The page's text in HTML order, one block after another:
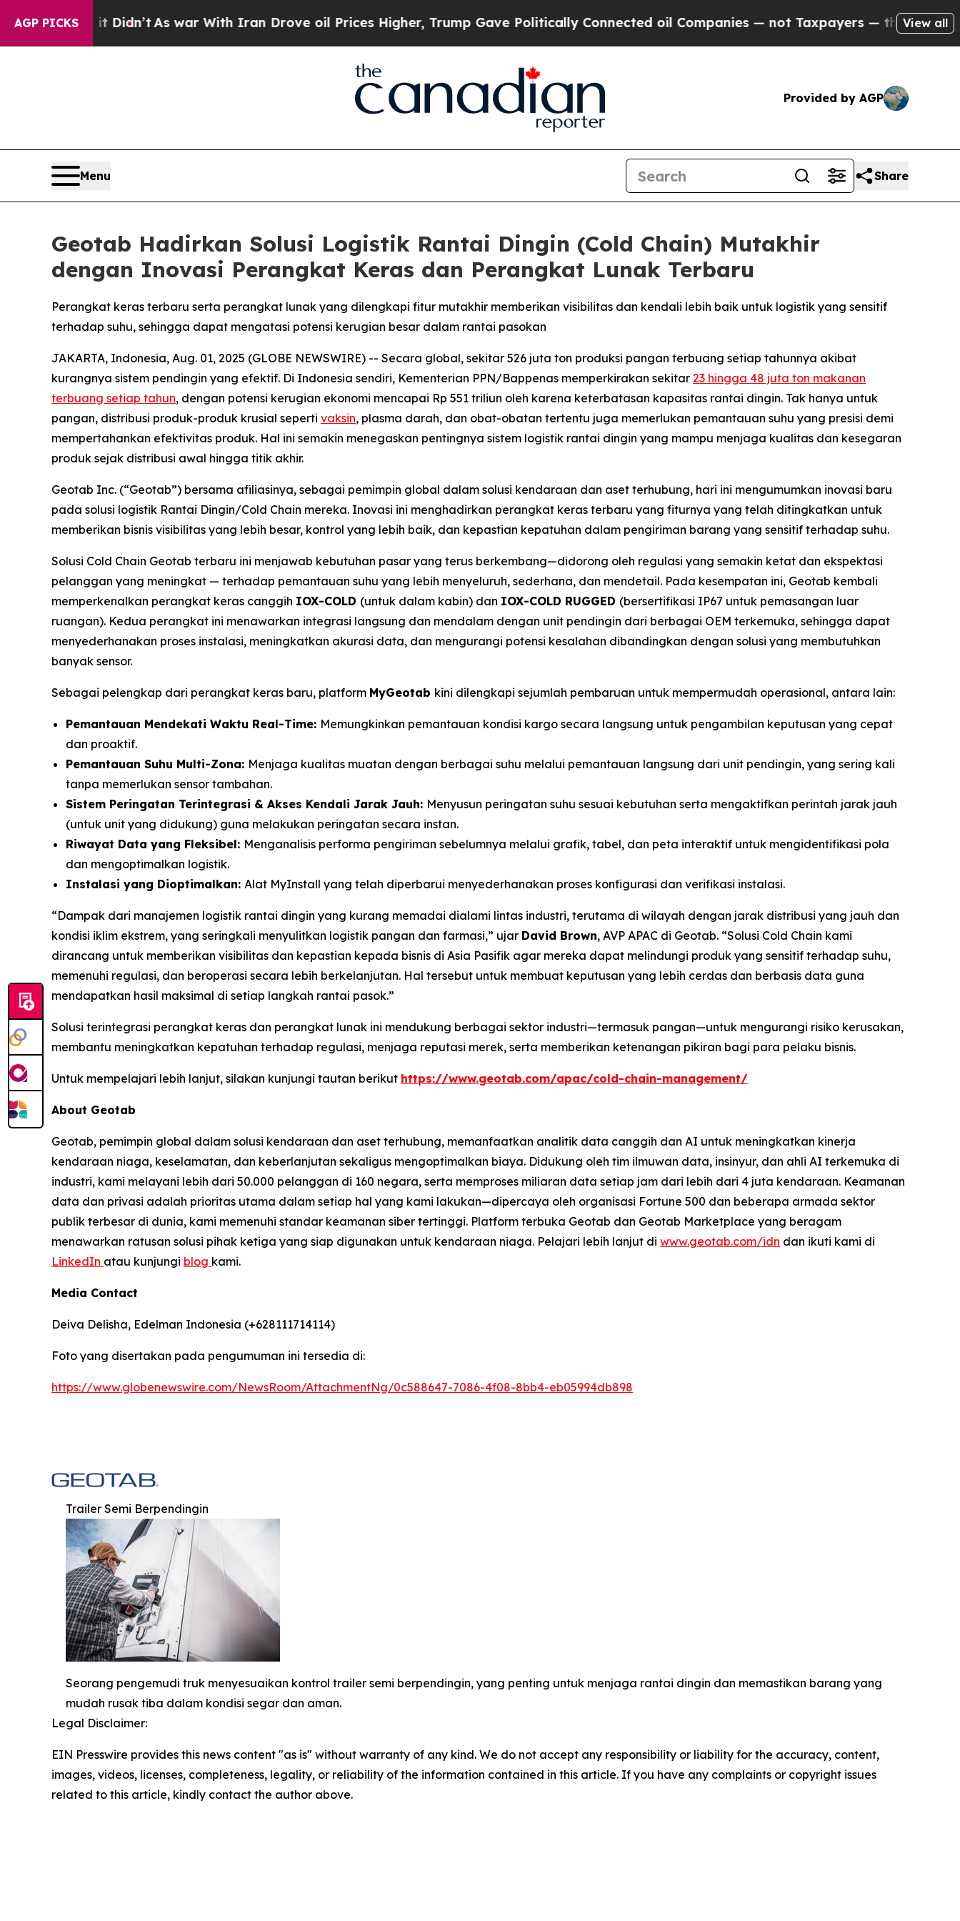
AGP PICKS
it Didn’t As war With Iran Drove oil Prices Higher, Trump Gave Politically Connected oil Companies — not Taxpayers — the Chance to Cash
View all
Provided by AGP
Menu Share
Geotab Hadirkan Solusi Logistik Rantai Dingin (Cold Chain) Mutakhir
dengan Inovasi Perangkat Keras dan Perangkat Lunak Terbaru
Perangkat keras terbaru serta perangkat lunak yang dilengkapi fitur mutakhir memberikan visibilitas dan kendali lebih baik untuk logistik yang sensitif
terhadap suhu, sehingga dapat mengatasi potensi kerugian besar dalam rantai pasokan
JAKARTA, Indonesia, Aug. 01, 2025 (GLOBE NEWSWIRE) -- Secara global, sekitar 526 juta ton produksi pangan terbuang setiap tahunnya akibat
kurangnya sistem pendingin yang efektif. Di Indonesia sendiri, Kementerian PPN/Bappenas memperkirakan sekitar 23 hingga 48 juta ton makanan
terbuang setiap tahun, dengan potensi kerugian ekonomi mencapai Rp 551 triliun oleh karena keterbatasan kapasitas rantai dingin. Tak hanya untuk
pangan, distribusi produk-produk krusial seperti vaksin, plasma darah, dan obat-obatan tertentu juga memerlukan pemantauan suhu yang presisi demi
mempertahankan efektivitas produk. Hal ini semakin menegaskan pentingnya sistem logistik rantai dingin yang mampu menjaga kualitas dan kesegaran
produk sejak distribusi awal hingga titik akhir.
Geotab Inc. (“Geotab”) bersama afiliasinya, sebagai pemimpin global dalam solusi kendaraan dan aset terhubung, hari ini mengumumkan inovasi baru
pada solusi logistik Rantai Dingin/Cold Chain mereka. Inovasi ini menghadirkan perangkat keras terbaru yang fiturnya yang telah ditingkatkan untuk
memberikan bisnis visibilitas yang lebih besar, kontrol yang lebih baik, dan kepastian kepatuhan dalam pengiriman barang yang sensitif terhadap suhu.
Solusi Cold Chain Geotab terbaru ini menjawab kebutuhan pasar yang terus berkembang—didorong oleh regulasi yang semakin ketat dan ekspektasi
pelanggan yang meningkat — terhadap pemantauan suhu yang lebih menyeluruh, sederhana, dan mendetail. Pada kesempatan ini, Geotab kembali
memperkenalkan perangkat keras canggih IOX-COLD (untuk dalam kabin) dan IOX-COLD RUGGED (bersertifikasi IP67 untuk pemasangan luar
ruangan). Kedua perangkat ini menawarkan integrasi langsung dan mendalam dengan unit pendingin dari berbagai OEM terkemuka, sehingga dapat
menyederhanakan proses instalasi, meningkatkan akurasi data, dan mengurangi potensi kesalahan dibandingkan dengan solusi yang membutuhkan
banyak sensor.
Sebagai pelengkap dari perangkat keras baru, platform MyGeotab kini dilengkapi sejumlah pembaruan untuk mempermudah operasional, antara lain:
Pemantauan Mendekati Waktu Real-Time: Memungkinkan pemantauan kondisi kargo secara langsung untuk pengambilan keputusan yang cepat
dan proaktif.
Pemantauan Suhu Multi-Zona: Menjaga kualitas muatan dengan berbagai suhu melalui pemantauan langsung dari unit pendingin, yang sering kali
tanpa memerlukan sensor tambahan.
Sistem Peringatan Terintegrasi & Akses Kendali Jarak Jauh: Menyusun peringatan suhu sesuai kebutuhan serta mengaktifkan perintah jarak jauh
(untuk unit yang didukung) guna melakukan peringatan secara instan.
Riwayat Data yang Fleksibel: Menganalisis performa pengiriman sebelumnya melalui grafik, tabel, dan peta interaktif untuk mengidentifikasi pola
dan mengoptimalkan logistik.
Instalasi yang Dioptimalkan: Alat MyInstall yang telah diperbarui menyederhanakan proses konfigurasi dan verifikasi instalasi.
“Dampak dari manajemen logistik rantai dingin yang kurang memadai dialami lintas industri, terutama di wilayah dengan jarak distribusi yang jauh dan
kondisi iklim ekstrem, yang seringkali menyulitkan logistik pangan dan farmasi,” ujar David Brown, AVP APAC di Geotab. “Solusi Cold Chain kami
dirancang untuk memberikan visibilitas dan kepastian kepada bisnis di Asia Pasifik agar mereka dapat melindungi produk yang sensitif terhadap suhu,
memenuhi regulasi, dan beroperasi secara lebih berkelanjutan. Hal tersebut untuk membuat keputusan yang lebih cerdas dan berbasis data guna
mendapatkan hasil maksimal di setiap langkah rantai pasok.”
Solusi terintegrasi perangkat keras dan perangkat lunak ini mendukung berbagai sektor industri—termasuk pangan—untuk mengurangi risiko kerusakan,
membantu meningkatkan kepatuhan terhadap regulasi, menjaga reputasi merek, serta memberikan ketenangan pikiran bagi para pelaku bisnis.
Untuk mempelajari lebih lanjut, silakan kunjungi tautan berikut https://www.geotab.com/apac/cold-chain-management/
About Geotab
Geotab, pemimpin global dalam solusi kendaraan dan aset terhubung, memanfaatkan analitik data canggih dan AI untuk meningkatkan kinerja
kendaraan niaga, keselamatan, dan keberlanjutan sekaligus mengoptimalkan biaya. Didukung oleh tim ilmuwan data, insinyur, dan ahli AI terkemuka di
industri, kami melayani lebih dari 50.000 pelanggan di 160 negara, serta memproses miliaran data setiap jam dari lebih dari 4 juta kendaraan. Keamanan
data dan privasi adalah prioritas utama dalam setiap hal yang kami lakukan—dipercaya oleh organisasi Fortune 500 dan beberapa armada sektor
publik terbesar di dunia, kami memenuhi standar keamanan siber tertinggi. Platform terbuka Geotab dan Geotab Marketplace yang beragam
menawarkan ratusan solusi pihak ketiga yang siap digunakan untuk kendaraan niaga. Pelajari lebih lanjut di www.geotab.com/idn dan ikuti kami di
LinkedIn atau kunjungi blog kami.
Media Contact
Deiva Delisha, Edelman Indonesia (+628111714114)
Foto yang disertakan pada pengumuman ini tersedia di:
https://www.globenewswire.com/NewsRoom/AttachmentNg/0c588647-7086-4f08-8bb4-eb05994db898
Trailer Semi Berpendingin
Seorang pengemudi truk menyesuaikan kontrol trailer semi berpendingin, yang penting untuk menjaga rantai dingin dan memastikan barang yang
mudah rusak tiba dalam kondisi segar dan aman.
Legal Disclaimer:
EIN Presswire provides this news content "as is" without warranty of any kind. We do not accept any responsibility or liability for the accuracy, content,
images, videos, licenses, completeness, legality, or reliability of the information contained in this article. If you have any complaints or copyright issues
related to this article, kindly contact the author above.